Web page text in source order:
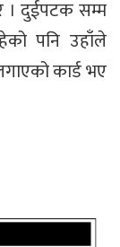
। दुईपटक सम्म
पनि उहाँले
कार्ड भए